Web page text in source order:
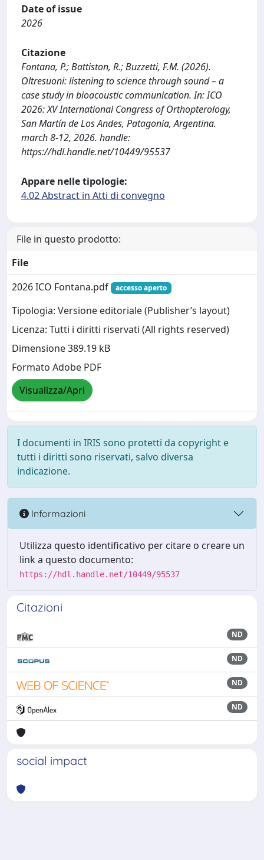
Date of issue
2026
Citazione
Fontana, P.; Battiston, R.; Buzzetti, F.M. (2026).
Oltresuoni: listening to science through sound – a
case study in bioacoustic communication. In: ICO
2026: XV International Congress of Orthopterology,
San Martín de Los Andes, Patagonia, Argentina.
march 8-12, 2026. handle:
https://hdl.handle.net/10449/95537
Appare nelle tipologie:
4.02 Abstract in Atti di convegno
File in questo prodotto:
File
2026 ICO Fontana.pdf
accesso aperto
Tipologia: Versione editoriale (Publisher’s layout)
Licenza: Tutti i diritti riservati (All rights reserved)
Dimensione 389.19 kB
Formato Adobe PDF
Visualizza/Apri
I documenti in IRIS sono protetti da copyright e
tutti i diritti sono riservati, salvo diversa
indicazione.
Informazioni
Utilizza questo identificativo per citare o creare un
link a questo documento:
https://hdl.handle.net/10449/95537
Citazioni
ND
ND
ND
ND
social impact